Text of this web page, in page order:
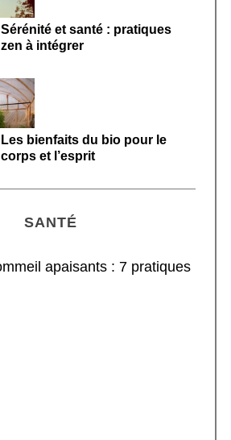
Sérénité et santé : pratiques
zen à intégrer
Les bienfaits du bio pour le
corps et l’esprit
SANTÉ